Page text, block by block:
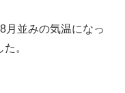
並みの気温になっ
。